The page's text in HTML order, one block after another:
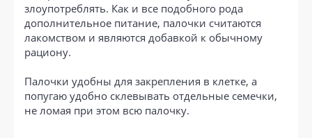
злоупотреблять. Как и все подобного рода
дополнительное питание, палочки считаются
лакомством и являются добавкой к обычному
рациону.
Палочки удобны для закрепления в клетке, а
попугаю удобно склевывать отдельные семечки,
не ломая при этом всю палочку.